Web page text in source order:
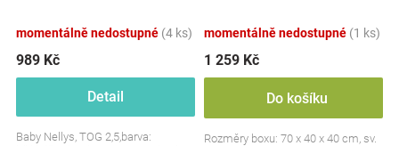
momentálně nedostupné (4 ks)
989 Kč
Detail
Baby Nellys, TOG 2,5,barva:
momentálně nedostupné (1 ks)
1 259 Kč
Do košíku
Rozměry boxu: 70 x 40 x 40 cm, sv.